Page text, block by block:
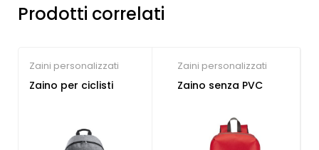
Prodotti correlati
Zaini personalizzati
Zaino per ciclisti
Zaini personalizzati
Zaino senza PVC